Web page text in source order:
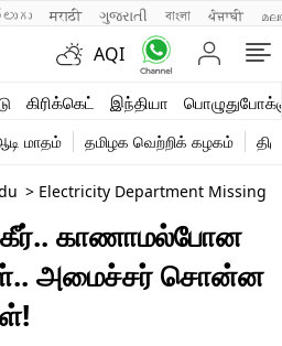
मराठी ગુજરાતી বাংলা ਪੰਜਾਬੀ
AQI
கிரிக்கெட் இந்தியா
மாதம் தமிழக வெற்றிக் கழகம்
> Electricity Department Missing
காணாமல்போன
அமைச்சர் சொன்ன